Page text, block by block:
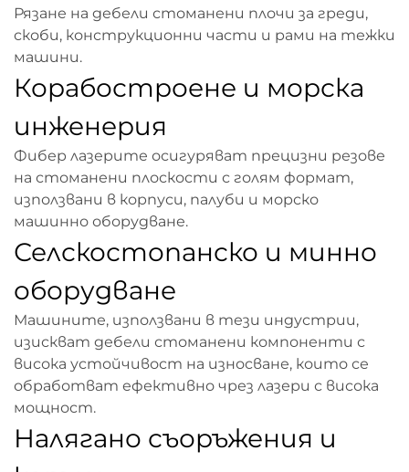
Рязане на дебели стоманени плочи за греди,
скоби, конструкционни части и рами на тежки
машини.
Корабостроене и морска
инженерия
Фибер лазерите осигуряват прецизни резове
на стоманени плоскости с голям формат,
използвани в корпуси, палуби и морско
машинно оборудване.
Селскостопанско и минно
оборудване
Машините, използвани в тези индустрии,
изискват дебели стоманени компоненти с
висока устойчивост на износване, които се
обработват ефективно чрез лазери с висока
мощност.
Налягано съоръжения и